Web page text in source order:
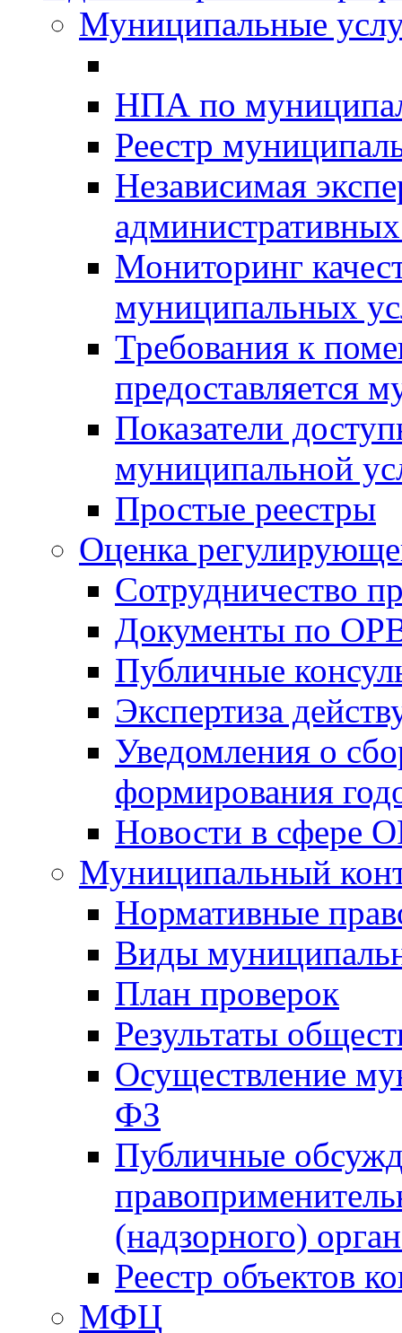
Муниципальные
НПА по
Реестр
Независимая
Мониторинг
муниципальных
Требования к
предоставляется
Показатели
муниципальной
Простые реестры
Оценка
Сотрудничество
Документы по
Публичные
Экспертиза
Уведомления о
формирования
Новости в сфере
Муниципальный
Нормативные
Виды
План проверок
Результаты
Осуществление
ФЗ
Публичные
(надзорного)
Реестр объектов
МФЦ